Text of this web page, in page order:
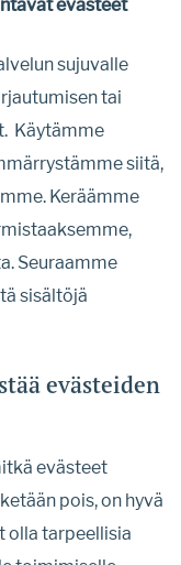
evästeet
sujuvalle
tai
Käytämme
siitä,
Keräämme
Seuraamme
sisältöjä
evästeiden
evästeet
pois, on hyvä
olla tarpeellisia